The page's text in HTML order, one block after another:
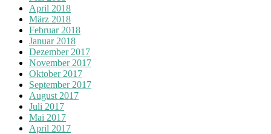
April 2018
März 2018
Februar 2018
Januar 2018
Dezember 2017
November 2017
Oktober 2017
September 2017
August 2017
Juli 2017
Mai 2017
April 2017